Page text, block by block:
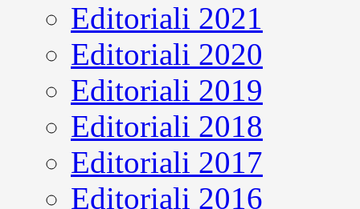
Editoriali 2021
Editoriali 2020
Editoriali 2019
Editoriali 2018
Editoriali 2017
Editoriali 2016